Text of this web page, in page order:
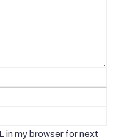
in my browser for next